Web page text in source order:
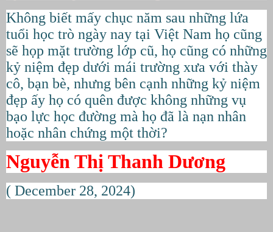
Không biết mấy chục năm sau những lứa
tuổi học trò ngày nay tại Việt Nam họ cũng
sẽ họp mặt trường lớp cũ, họ cũng có những
kỷ niệm đẹp dưới mái trường xưa với thày
cô, bạn bè, nhưng bên cạnh những kỷ niệm
đẹp ấy họ có quên được không những vụ
bạo lực học đường mà họ đã là nạn nhân
hoặc nhân chứng một thời?
Nguyễn Thị Thanh Dương
( December 28, 2024)